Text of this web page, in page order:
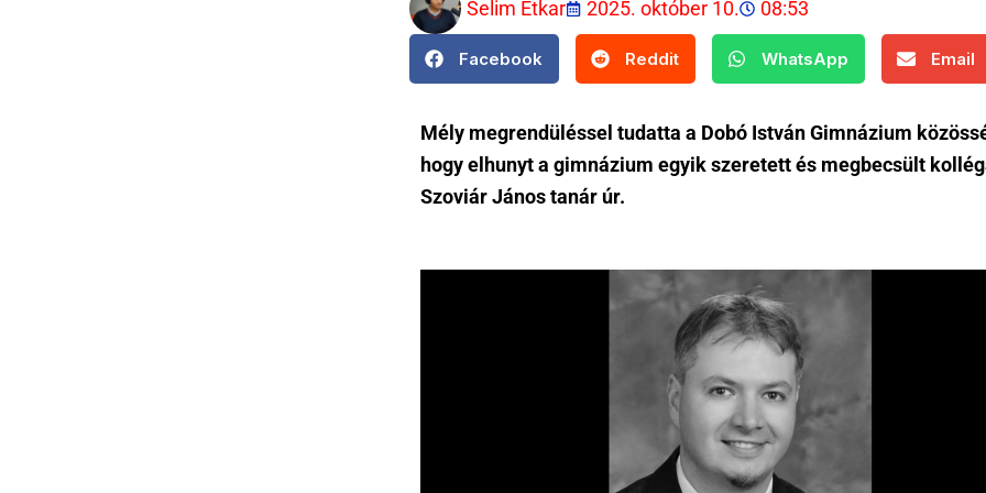
Selim Etkar
2025. október 10. 08:53
Facebook Reddit WhatsApp Email
Mély megrendüléssel tudatta a Dobó István Gimnázium
hogy elhunyt a gimnázium egyik szeretett és megbecsült
Szoviár János tanár úr.